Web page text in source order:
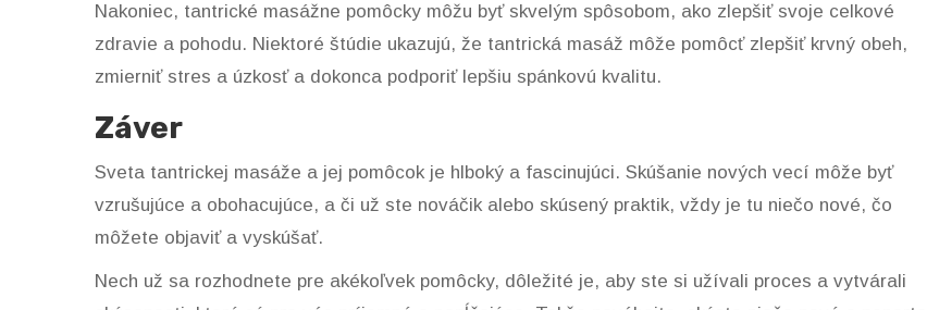
Nakoniec, tantrické masážne pomôcky môžu byť skvelým spôsobom, ako zlepšiť svoje celkové
zdravie a pohodu. Niektoré štúdie ukazujú, že tantrická masáž môže pomôcť zlepšiť krvný obeh,
zmierniť stres a úzkosť a dokonca podporiť lepšiu spánkovú kvalitu.
Záver
Sveta tantrickej masáže a jej pomôcok je hlboký a fascinujúci. Skúšanie nových vecí môže byť
vzrušujúce a obohacujúce, a či už ste nováčik alebo skúsený praktik, vždy je tu niečo nové, čo
môžete objaviť a vyskúšať.
Nech už sa rozhodnete pre akékoľvek pomôcky, dôležité je, aby ste si užívali proces a vytvárali